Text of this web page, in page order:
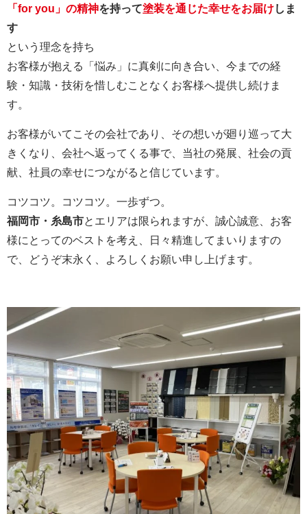
「for you」の精神を持って塗装を通じた幸せをお届けしま
す
という理念を持ち
お客様が抱える「悩み」に真剣に向き合い、今までの経
験・知識・技術を惜しむことなくお客様へ提供し続けま
す。
お客様がいてこその会社であり、その想いが廻り巡って大
きくなり、会社へ返ってくる事で、当社の発展、社会の貢
献、社員の幸せにつながると信じています。
コツコツ。コツコツ。一歩ずつ。
福岡市・糸島市とエリアは限られますが、誠心誠意、お客
様にとってのベストを考え、日々精進してまいりますの
で、どうぞ末永く、よろしくお願い申し上げます。